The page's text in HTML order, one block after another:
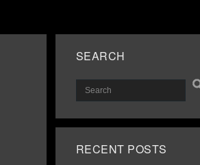
SEARCH
RECENT POSTS